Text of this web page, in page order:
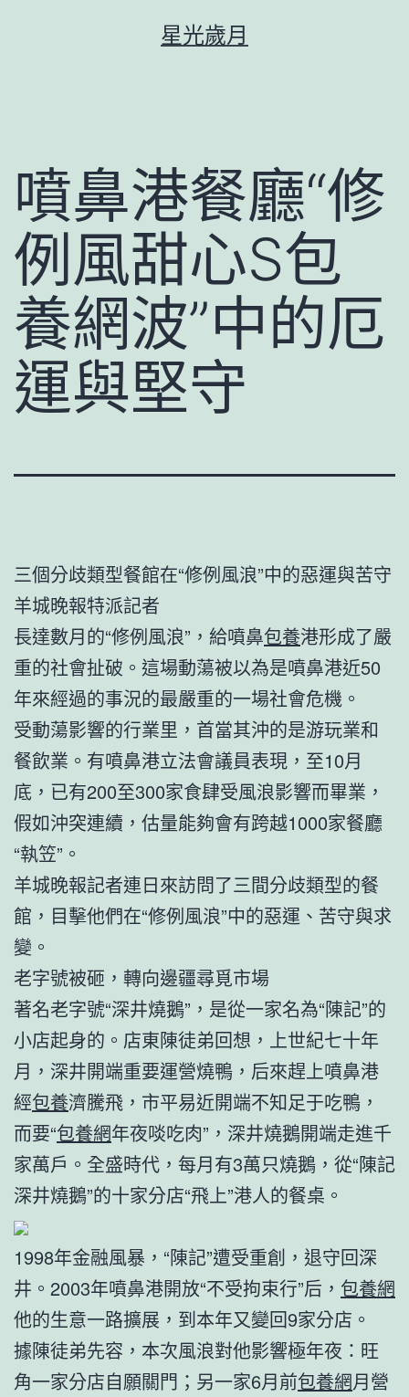
星光歲月
噴鼻港餐廳“修
例風甜心S包
養網波”中的厄
運與堅守
三個分歧類型餐館在“修例風浪”中的惡運與苦守
羊城晚報特派記者
長達數月的“修例風浪”，給噴鼻包養港形成了嚴
重的社會扯破。這場動蕩被以為是噴鼻港近50
年來經過的事況的最嚴重的一場社會危機。
受動蕩影響的行業里，首當其沖的是游玩業和
餐飲業。有噴鼻港立法會議員表現，至10月
底，已有200至300家食肆受風浪影響而畢業，
假如沖突連續，估量能夠會有跨越1000家餐廳
“執笠”。
羊城晚報記者連日來訪問了三間分歧類型的餐
館，目擊他們在“修例風浪”中的惡運、苦守與求
變。
老字號被砸，轉向邊疆尋覓市場
著名老字號“深井燒鵝”，是從一家名為“陳記”的
小店起身的。店東陳徒弟回想，上世紀七十年
月，深井開端重要運營燒鴨，后來趕上噴鼻港
經包養濟騰飛，市平易近開端不知足于吃鴨，
而要“包養網年夜啖吃肉”，深井燒鵝開端走進千
家萬戶。全盛時代，每月有3萬只燒鵝，從“陳記
深井燒鵝”的十家分店“飛上”港人的餐桌。
1998年金融風暴，“陳記”遭受重創，退守回深
井。2003年噴鼻港開放“不受拘束行”后， 包養網
他的生意一路擴展，到本年又變回9家分店。
據陳徒弟先容，本次風浪對他影響極年夜：旺
角一家分店自願關門；另一家6月前包養網月營